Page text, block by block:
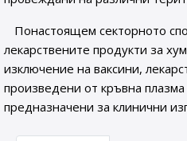
Понастоящем секторното
лекарствените продукти за
изключение на ваксини,
произведени от кръвна
предназначени за клинични